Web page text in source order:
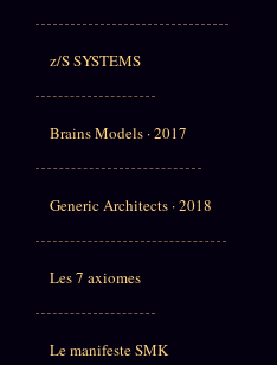
z/S SYSTEMS
Brains Models · 2017
Generic Architects · 2018
Les 7 axiomes
Le manifeste SMK